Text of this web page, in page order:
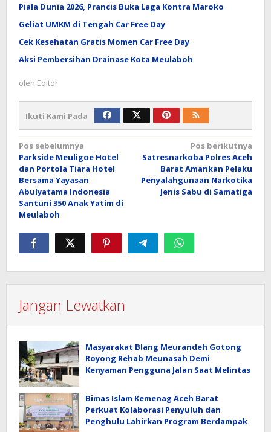
Piala Dunia 2026, Prancis Buka Laga Kontra Maroko
Geliat UMKM di Tengah Car Free Day
Cek Kesehatan Gratis Momen Car Free Day
Aksi Pembersihan Drainase Kota Meulaboh
oleh Editor
Ikuti Kami Pada
Navigasi
pos
Pos sebelumnya
Parkside Meuligoe Hotel
dan Portola Tiara Hotel
Bersama Yayasan
Abulyatama Indonesia
Santuni 350 Anak Yatim di
Meulaboh
Pos berikutnya
Satresnarkoba Polres Aceh
Barat Amankan Pelaku
Penyalahgunaan Narkotika
Jenis Sabu di Samatiga
Jangan Lewatkan
Masyarakat Blang Meurandeh Gotong
Royong Rehab Meunasah Demi
Kenyaman Pengguna Jalan Saat Melintas
Bimas Islam Kemenag Aceh Barat
Perkuat Kolaborasi Penyuluh dan
Penghulu Lahirkan Program Berdampak